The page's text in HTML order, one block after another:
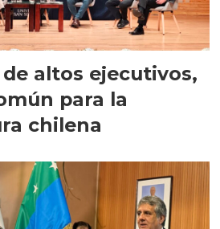
altos ejecutivos,
para la
chilena